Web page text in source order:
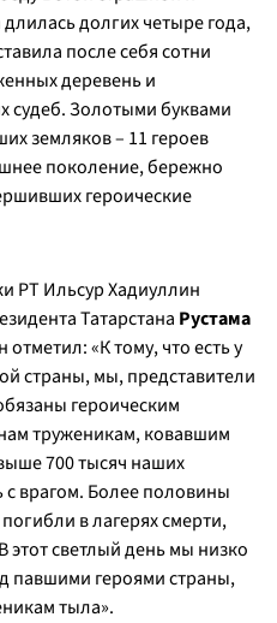
долгих четыре года,
после себя сотни
деревень и
судеб. Золотыми буквами
земляков – 11 героев
поколение, бережно
героические
РТ Ильсур Хадиуллин
Татарстана Рустама
отметил: «К тому, что есть у
страны, мы, представители
героическим
труженикам, ковавшим
700 тысяч наших
с врагом. Более половины
в лагерях смерти,
этот светлый день мы низко
павшими героями страны,
тыла».